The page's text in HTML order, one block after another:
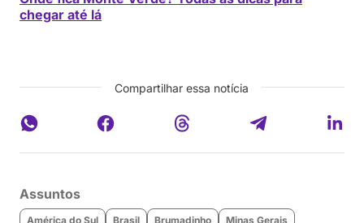
chegar até lá
Compartilhar essa notícia
Assuntos
América do Sul Brasil Brumadinho
Minas Gerais